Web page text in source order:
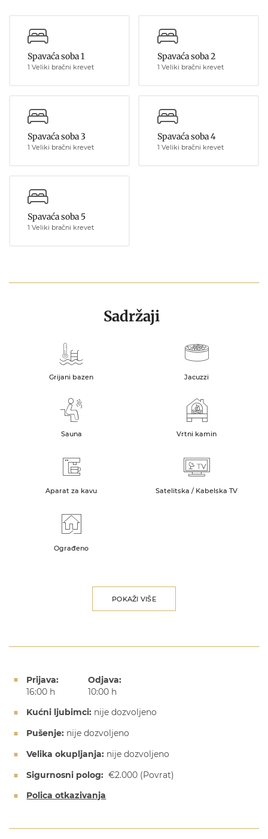
Spavaća soba 1
1 Veliki bračni krevet
Spavaća soba 2
1 Veliki bračni krevet
Spavaća soba 3
1 Veliki bračni krevet
Spavaća soba 4
1 Veliki bračni krevet
Spavaća soba 5
1 Veliki bračni krevet
Sadržaji
Grijani bazen Jacuzzi
Sauna Vrtni kamin
Aparat za kavu Satelitska / Kabelska TV
Ograđeno
POKAŽI VIŠE
Prijava:
16:00 h
Odjava:
10:00 h
Kućni ljubimci: nije dozvoljeno
Pušenje: nije dozvoljeno
Velika okupljanja: nije dozvoljeno
Sigurnosni polog: €2.000 (Povrat)
Polica otkazivanja